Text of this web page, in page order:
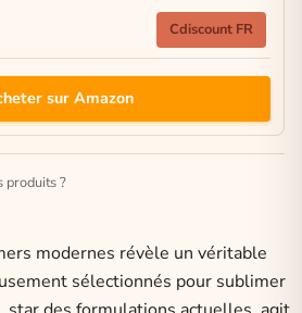
Cdiscount FR
sur Amazon
produits ?
modernes révèle un véritable
sélectionnés pour sublimer